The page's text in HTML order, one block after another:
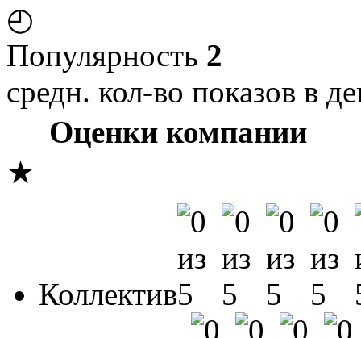
◴
Популярность 2
средн. кол-во показов в
Оценки компании
★
Коллектив